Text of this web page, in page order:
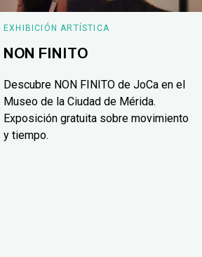
EXHIBICIÓN ARTÍSTICA
NON FINITO
Descubre NON FINITO de JoCa en el
Museo de la Ciudad de Mérida.
Exposición gratuita sobre movimiento
y tiempo.